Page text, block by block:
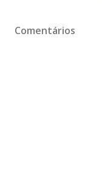
Comentários